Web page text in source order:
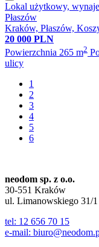
Lokal użytkowy,
Płaszów
Kraków, Płaszów,
20 000 PLN
Powierzchnia 265 m2
ulicy
1
2
3
4
5
6
neodom sp. z o.o.
30-551 Kraków
ul. Limanowskiego 31/1
tel: 12 656 70 15
e-mail: